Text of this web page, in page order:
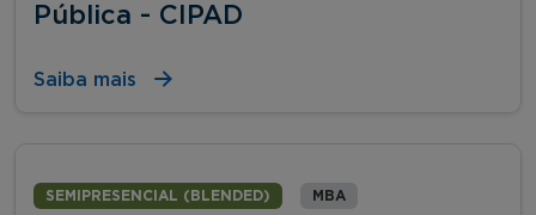
Pública - CIPAD
Saiba mais
SEMIPRESENCIAL (BLENDED) MBA